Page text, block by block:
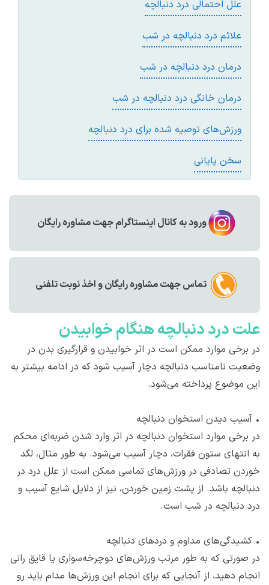
علل احتمالی درد دنبالچه
علائم درد دنبالچه در شب
درمان درد دنبالچه در شب
درمان خانگی درد دنبالچه در شب
ورزش‌های توصیه شده برای درد دنبالچه
سخن پایانی
ورود به کانال اینستاگرام جهت مشاوره رایگان
تماس جهت مشاوره رايگان و اخذ نوبت تلفنی
علت درد دنبالچه هنگام خوابیدن
در برخی موارد ممکن است در اثر خوابیدن و قرارگیری بدن در
وضعیت نامناسب دنبالچه دچار آسیب شود که در ادامه بیشتر به
این موضوع پرداخته می‌شود.
• آسیب دیدن استخوان دنبالچه
در برخی موارد استخوان دنبالچه در اثر وارد شدن ضربه‌‌ای محکم
به انتهای ستون فقرات، دچار آسیب می‌شود. به طور مثال، لگد
خوردن تصادفی در ورزش‌‌های تماسی ممکن است از علل درد در
دنبالچه باشد. از پشت زمین خوردن، نیز از دلایل شایع آسیب و
درد دنبالچه در شب است.
• کشیدگی‌‌های مداوم و دردهای دنبالچه
در صورتی که به طور مرتب ورزش‌‌های دوچرخه‌‌سواری یا قایق‌ رانی
انجام دهید، از آنجایی که برای انجام این ورزش‌‌ها مدام باید رو